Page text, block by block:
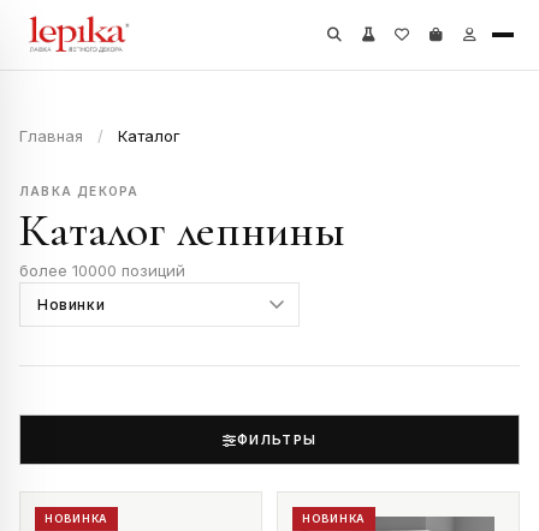
Главная / Каталог
ЛАВКА ДЕКОРА
Каталог лепнины
более 10000 позиций
ФИЛЬТРЫ
НОВИНКА НОВИНКА